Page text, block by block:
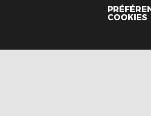
COOKIES